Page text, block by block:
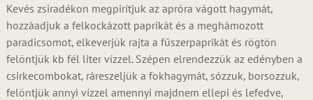
Kevés zsiradékon megpirítjuk az apróra vágott hagymát,
hozzáadjuk a felkockázott paprikát és a meghámozott
paradicsomot, elkeverjük rajta a fűszerpaprikát és rögtön
felöntjük kb fél liter vízzel. Szépen elrendezzük az edényben a
csirkecombokat, ráreszeljük a fokhagymát, sózzuk, borsozzuk,
felöntjük annyi vízzel amennyi majdnem ellepi és lefedve,